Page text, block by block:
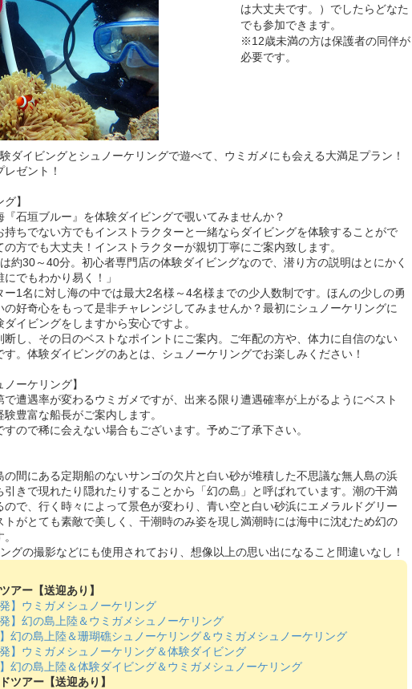
は大丈夫です。）でしたらどなた
でも参加できます。
※12歳未満の方は保護者の同伴が
必要です。
ダイビングとシュノーケリングで遊べて、ウミガメにも会える大満足プラン！
ゼント！
】
『石垣ブルー』を体験ダイビングで覗いてみませんか？
持ちでない方でもインストラクターと一緒ならダイビングを体験することがで
の方でも大丈夫！インストラクターが親切丁寧にご案内致します。
約30～40分。初心者専門店の体験ダイビングなので、潜り方の説明はとにかく
でもわかり易く！」
ー1名に対し海の中では最大2名様～4名様までの少人数制です。ほんの少しの勇
の好奇心をもって是非チャレンジしてみませんか？最初にシュノーケリングに
イビングをしますから安心ですよ。
断し、その日のベストなポイントにご案内。ご年配の方や、体力に自信のない
す。体験ダイビングのあとは、シュノーケリングでお楽しみください！
ノーケリング】
で遭遇率が変わるウミガメですが、出来る限り遭遇確率が上がるようにベスト
豊富な船長がご案内します。
ので稀に会えない場合もございます。予めご了承下さい。
の間にある定期船のないサンゴの欠片と白い砂が堆積した不思議な無人島の浜
引きで現れたり隠れたりすることから「幻の島」と呼ばれています。潮の干満
ので、行く時々によって景色が変わり、青い空と白い砂浜にエメラルドグリー
トがとても素敵で美しく、干潮時のみ姿を現し満潮時には海中に沈むため幻の
グの撮影などにも使用されており、想像以上の思い出になること間違いなし！
アー【送迎あり】
発】ウミガメシュノーケリング
発】幻の島上陸＆ウミガメシュノーケリング
】幻の島上陸＆珊瑚礁シュノーケリング＆ウミガメシュノーケリング
発】ウミガメシュノーケリング＆体験ダイビング
】幻の島上陸＆体験ダイビング＆ウミガメシュノーケリング
ツアー【送迎あり】